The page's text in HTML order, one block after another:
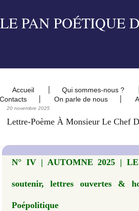
Accueil Qui sommes-nous ?
Contacts
On parle de nous
20 novembre 2025
Lettre-Poème À Monsieur Le Chef
N° IV | AUTOMNE 2025 |
soutenir, lettres ouvertes &
Poépolitique